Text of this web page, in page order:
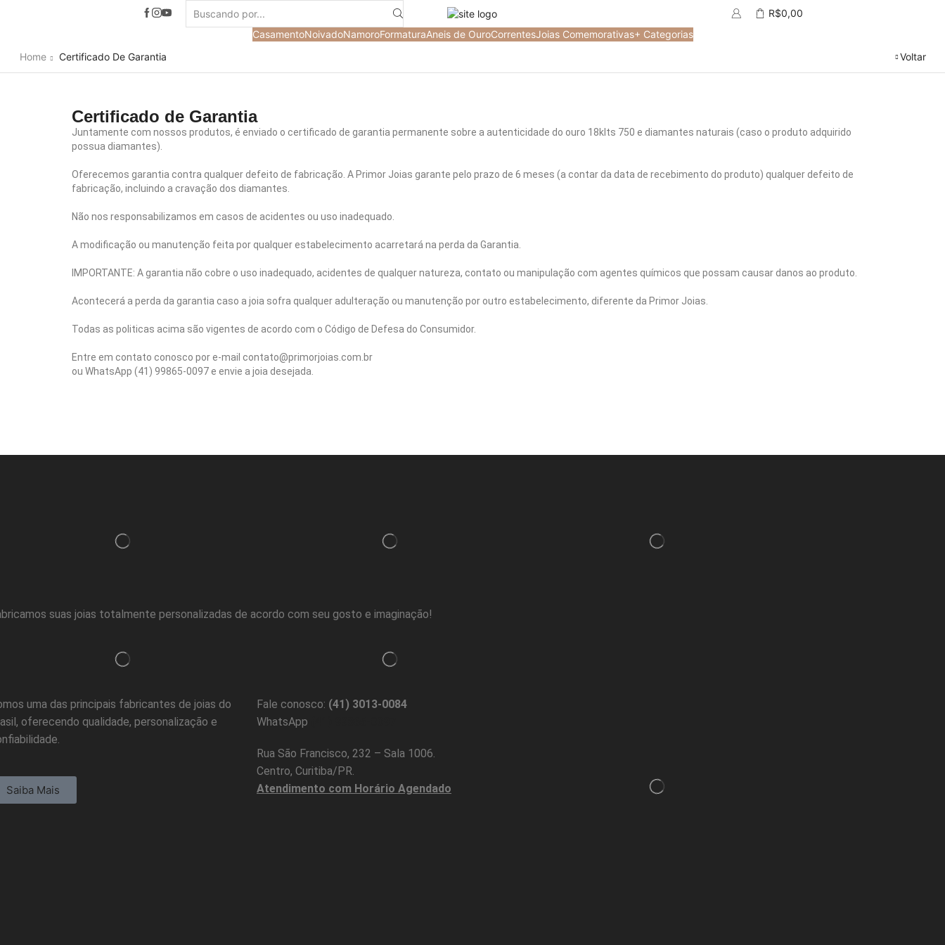
R$0,00
CasamentoNoivadoNamoroFormaturaAneis de OuroCorrentesJoias Comemorativas+ Categorias
Voltar
Home Certificado De Garantia
Certificado de Garantia
Juntamente com nossos produtos, é enviado o certificado de garantia permanente sobre a autenticidade do ouro 18klts 750 e diamantes naturais (caso o produto adquirido
possua diamantes).
Oferecemos garantia contra qualquer defeito de fabricação. A Primor Joias garante pelo prazo de 6 meses (a contar da data de recebimento do produto) qualquer defeito de
fabricação, incluindo a cravação dos diamantes.
Não nos responsabilizamos em casos de acidentes ou uso inadequado.
A modificação ou manutenção feita por qualquer estabelecimento acarretará na perda da Garantia.
IMPORTANTE: A garantia não cobre o uso inadequado, acidentes de qualquer natureza, contato ou manipulação com agentes químicos que possam causar danos ao produto.
Acontecerá a perda da garantia caso a joia sofra qualquer adulteração ou manutenção por outro estabelecimento, diferente da Primor Joias.
Todas as politicas acima são vigentes de acordo com o Código de Defesa do Consumidor.
Entre em contato conosco por e-mail contato@primorjoias.com.br
ou WhatsApp (41) 99865-0097 e envie a joia desejada.
suas joias totalmente personalizadas de acordo com seu gosto e imaginação!
uma das principais fabricantes de joias do
oferecendo qualidade, personalização e
Saiba Mais
Fale conosco: (41) 3013-0084
WhatsApp
Rua São Francisco, 232 – Sala 1006.
Centro, Curitiba/PR.
Atendimento com Horário Agendado